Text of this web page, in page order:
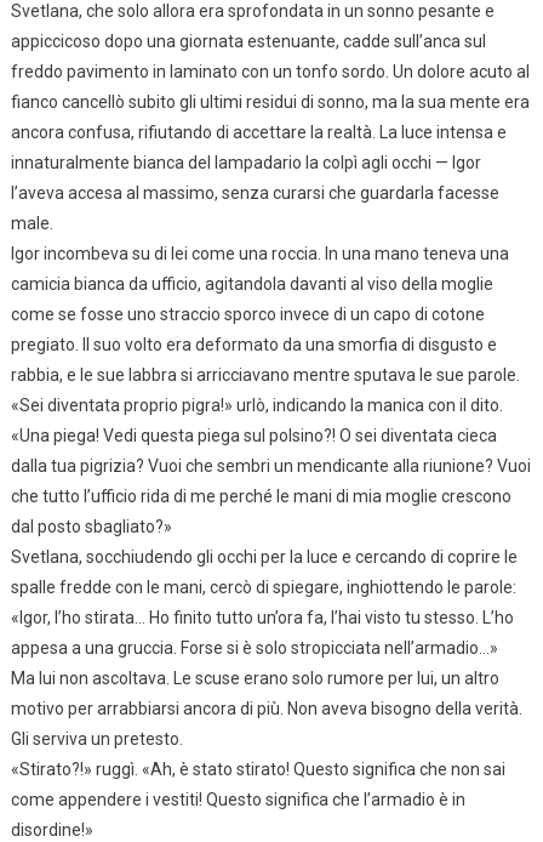
Svetlana, che solo allora era sprofondata in un sonno pesante e
appiccicoso dopo una giornata estenuante, cadde sull’anca sul
freddo pavimento in laminato con un tonfo sordo. Un dolore acuto al
fianco cancellò subito gli ultimi residui di sonno, ma la sua mente era
ancora confusa, rifiutando di accettare la realtà. La luce intensa e
innaturalmente bianca del lampadario la colpì agli occhi — Igor
l’aveva accesa al massimo, senza curarsi che guardarla facesse
male.
Igor incombeva su di lei come una roccia. In una mano teneva una
camicia bianca da ufficio, agitandola davanti al viso della moglie
come se fosse uno straccio sporco invece di un capo di cotone
pregiato. Il suo volto era deformato da una smorfia di disgusto e
rabbia, e le sue labbra si arricciavano mentre sputava le sue parole.
«Sei diventata proprio pigra!» urlò, indicando la manica con il dito.
«Una piega! Vedi questa piega sul polsino?! O sei diventata cieca
dalla tua pigrizia? Vuoi che sembri un mendicante alla riunione? Vuoi
che tutto l’ufficio rida di me perché le mani di mia moglie crescono
dal posto sbagliato?»
Svetlana, socchiudendo gli occhi per la luce e cercando di coprire le
spalle fredde con le mani, cercò di spiegare, inghiottendo le parole:
«Igor, l’ho stirata… Ho finito tutto un’ora fa, l’hai visto tu stesso. L’ho
appesa a una gruccia. Forse si è solo stropicciata nell’armadio…»
Ma lui non ascoltava. Le scuse erano solo rumore per lui, un altro
motivo per arrabbiarsi ancora di più. Non aveva bisogno della verità.
Gli serviva un pretesto.
«Stirato?!» ruggì. «Ah, è stato stirato! Questo significa che non sai
come appendere i vestiti! Questo significa che l’armadio è in
disordine!»